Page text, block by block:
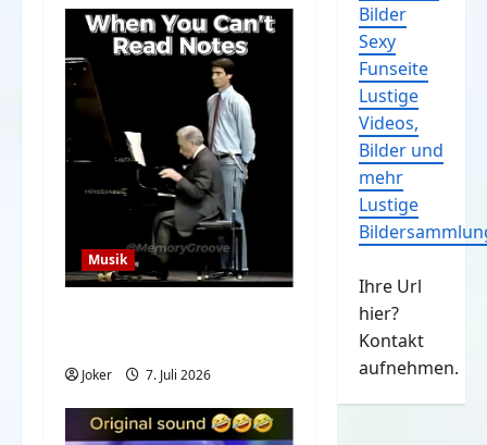
Musik
Joker 7. Juli 2026
Bilder
Sexy
Funseite
Lustige
Videos,
Bilder und
mehr
Lustige
Ihre Url
hier?
Kontakt
aufnehmen.